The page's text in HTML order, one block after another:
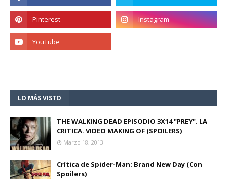
LO MÁS VISTO
THE WALKING DEAD EPISODIO 3X14 "PREY". LA
CRITICA. VIDEO MAKING OF (SPOILERS)
Marzo 18, 2013
Crítica de Spider-Man: Brand New Day (Con
Spoilers)